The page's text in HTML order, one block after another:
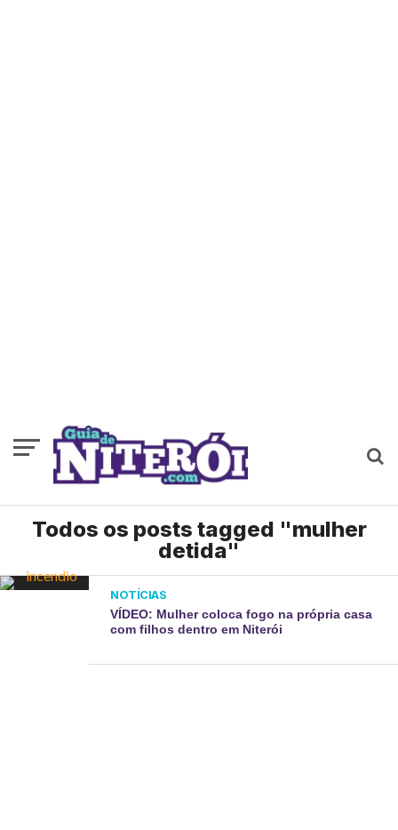
Todos os posts tagged "mulher
detida"
NOTÍCIAS
VÍDEO: Mulher coloca fogo na própria casa
com filhos dentro em Niterói